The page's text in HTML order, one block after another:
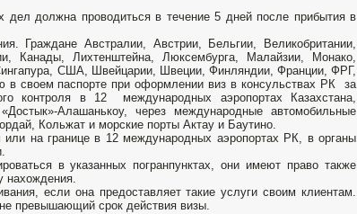
дел должна проводиться в течение 5 дней после прибытия в
Граждане Австралии, Австрии, Бельгии, Великобритании,
Канады, Лихтенштейна, Люксембурга, Малайзии, Монако,
США, Швейцарии, Швеции, Финляндии, Франции, ФРГ,
в своем паспорте при оформлении виз в консульствах РК за
контроля в 12 международных аэропортах Казахстана,
Алашанькоу, через международные автомобильные
Кольжат и морские порты Актау и Баутино.
или на границе в 12 международных аэропортах РК, в органы
в указанных погранпунктах, они имеют право также
нахождения.
если она предоставляет такие услуги своим клиентам.
превышающий срок действия визы.